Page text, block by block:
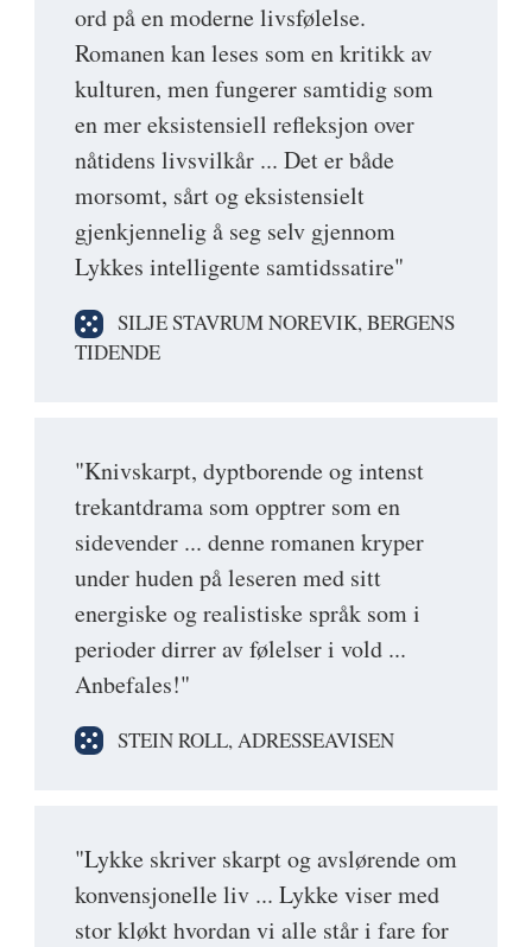
ord på en moderne livsfølelse.
Romanen kan leses som en kritikk av
kulturen, men fungerer samtidig som
en mer eksistensiell refleksjon over
nåtidens livsvilkår ... Det er både
morsomt, sårt og eksistensielt
gjenkjennelig å seg selv gjennom
Lykkes intelligente samtidssatire"
SILJE STAVRUM NOREVIK, BERGENS
TIDENDE
"Knivskarpt, dyptborende og intenst
trekantdrama som opptrer som en
sidevender ... denne romanen kryper
under huden på leseren med sitt
energiske og realistiske språk som i
perioder dirrer av følelser i vold ...
Anbefales!"
STEIN ROLL, ADRESSEAVISEN
"Lykke skriver skarpt og avslørende om
konvensjonelle liv ... Lykke viser med
stor kløkt hvordan vi alle står i fare for